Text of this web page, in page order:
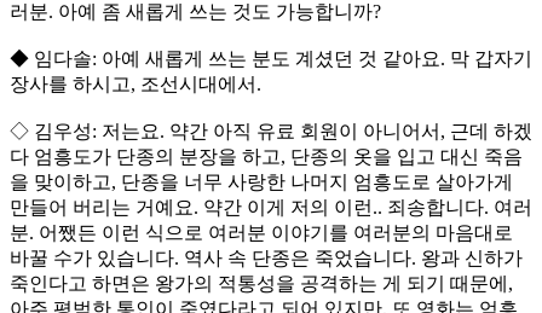
러분. 아예 좀 새롭게 쓰는 것도 가능합니까?
◆ 임다솔: 아예 새롭게 쓰는 분도 계셨던 것 같아요. 막 갑자기
장사를 하시고, 조선시대에서.
◇ 김우성: 저는요. 약간 아직 유료 회원이 아니어서, 근데 하겠
다 엄흥도가 단종의 분장을 하고, 단종의 옷을 입고 대신 죽음
을 맞이하고, 단종을 너무 사랑한 나머지 엄흥도로 살아가게
만들어 버리는 거예요. 약간 이게 저의 이런.. 죄송합니다. 여러
분. 어쨌든 이런 식으로 여러분 이야기를 여러분의 마음대로
바꿀 수가 있습니다. 역사 속 단종은 죽었습니다. 왕과 신하가
죽인다고 하면은 왕가의 적통성을 공격하는 게 되기 때문에,